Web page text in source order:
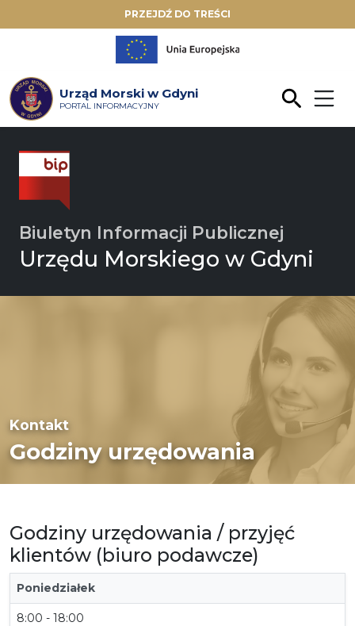
PRZEJDŹ DO TREŚCI
Urząd Morski w Gdyni
PORTAL INFORMACYJNY
Biuletyn Informacji Publicznej
Urzędu Morskiego w Gdyni
Kontakt
Godziny urzędowania
Godziny urzędowania / przyjęć
klientów (biuro podawcze)
Poniedziałek
8:00 - 18:00